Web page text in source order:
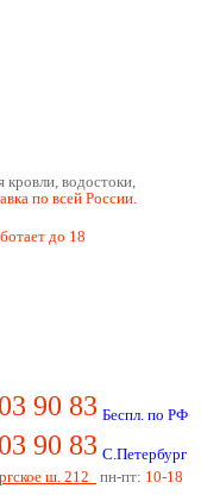
кровли, водостоки,
по всей России.
до 18
90 83 Беспл. по РФ
90 83 С.Петербург
ш. 212
пн-пт: 10-18